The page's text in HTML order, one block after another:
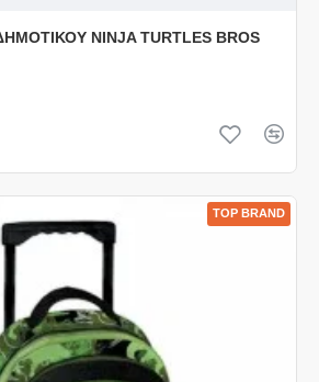
NINJA TURTLES BROS
TOP BRAND